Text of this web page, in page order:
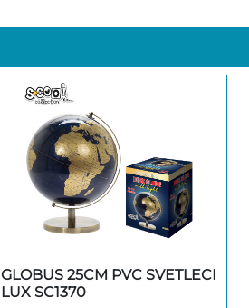
GLOBUS 25CM PVC SVETLECI
LUX SC1370